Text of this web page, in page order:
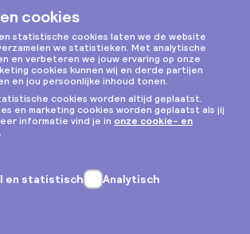
Instagram
Privacy & cookies
Algemene voorwaarden